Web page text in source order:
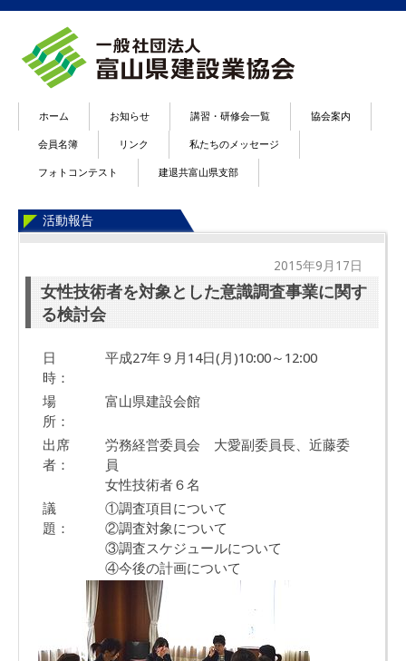
ホーム お知らせ 講習・研修会一覧 協会案内
会員名簿 リンク 私たちのメッセージ
フォトコンテスト 建退共富山県支部
活動報告
2015年9月17日
女性技術者を対象とした意識調査事業に関す
る検討会
日
時：
平成27年９月14日(月)10:00～12:00
場
所：
富山県建設会館
出席
者：
労務経営委員会 大愛副委員長、近藤委
員
女性技術者６名
議
題：
①調査項目について
②調査対象について
③調査スケジュールについて
④今後の計画について